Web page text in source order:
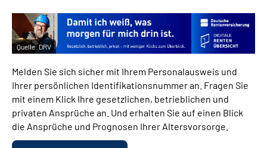
Quelle:DRV
Melden Sie sich sicher mit Ihrem Personalausweis und
Ihrer persönlichen Identifikationsnummer an. Fragen Sie
mit einem Klick Ihre gesetzlichen, betrieblichen und
privaten Ansprüche an. Und erhalten Sie auf einen Blick
die Ansprüche und Prognosen Ihrer Altersvorsorge.